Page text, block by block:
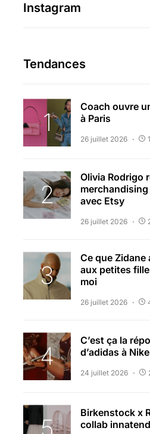
Instagram
Tendances
Coach ouvre
à Paris
26 juillet 2026
Olivia Rodrigo
avec Etsy
26 juillet 2026
Ce que Zidane
aux petites
moi
26 juillet 2026
C’est ça la
d’adidas à
24 juillet 2026
Birkenstock x
collab